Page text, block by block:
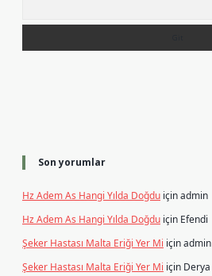
Son yorumlar
Hz Adem As Hangi Yılda Doğdu içinadmin
Hz Adem As Hangi Yılda Doğdu için Efendi
Şeker Hastası Malta Eriği Yer Mi içinadmin
Şeker Hastası Malta Eriği Yer Mi için Derya